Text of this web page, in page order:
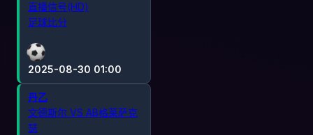
2025-08-30 01:00
直播信号(HD)
足球比分
丹乙
文德斯尔 VS AB格莱萨克
瑟